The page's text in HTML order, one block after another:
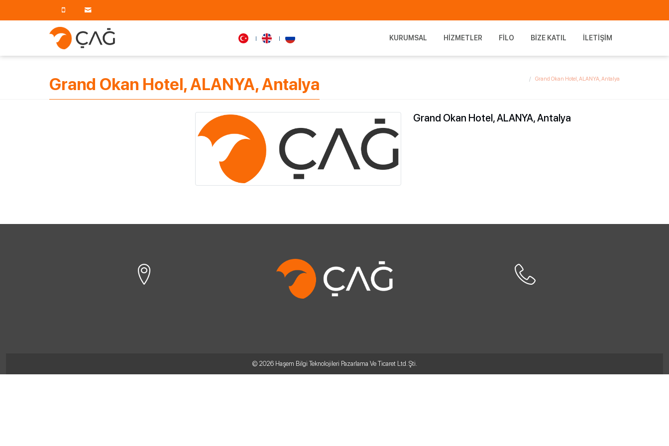
KURUMSAL HIZMETLER FILO BIZE KATIL İLETIŞIM
Grand Okan Hotel, ALANYA, Antalya Grand Okan Hotel, ALANYA, Antalya
Grand Okan Hotel, ALANYA, Antalya
© 2026 Haşem Bilgi Teknolojileri Pazarlama Ve Ticaret Ltd. Şti.